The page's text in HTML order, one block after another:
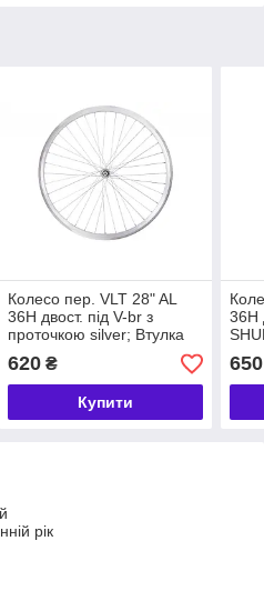
Колесо пер. VLT 28" AL
36H двост. під V-br з
проточкою silver; Втулка
SHUNFENG SF-HB03F на
гайках
620₴
Купити
36H
650
рік